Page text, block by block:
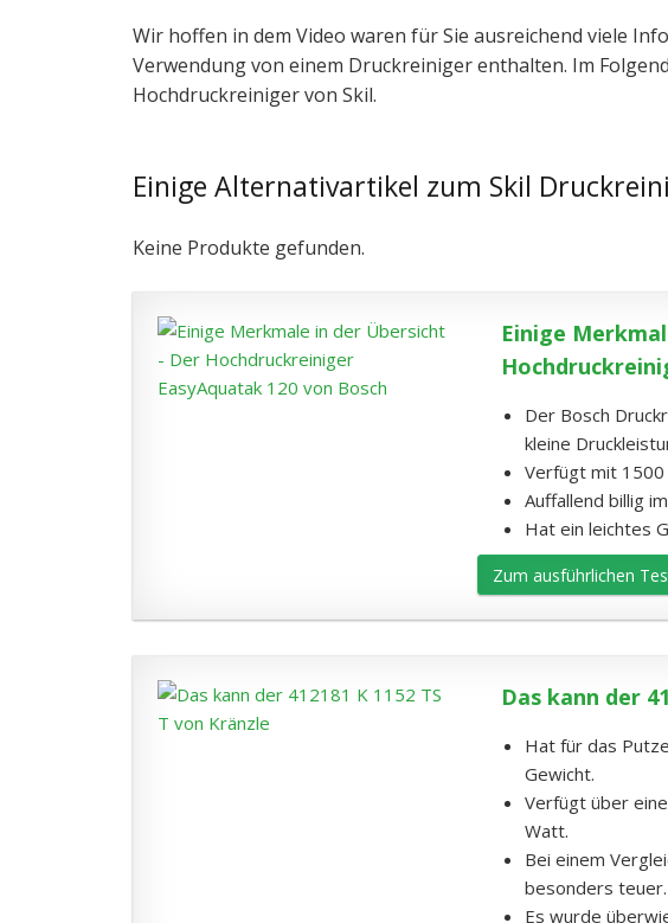
Wir hoffen in dem Video waren für Sie ausreichend viele
Verwendung von einem Druckreiniger enthalten. Im
Hochdruckreiniger von Skil.
Einige Alternativartikel zum Skil
Keine Produkte gefunden.
Einige
Der Bosch
kleine
Verfügt mit 1500
Auffallend billig
Hat ein leichtes
Zum ausführlichen
Das kann der
Hat für das
Gewicht.
Verfügt über
Watt.
Bei einem
besonders teuer.
Es wurde